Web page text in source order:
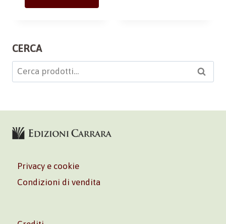
CERCA
Cerca: Cerca
Privacy e cookie
Condizioni di vendita